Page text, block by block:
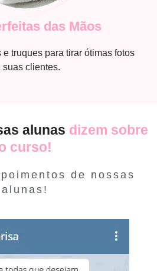
das Mãos
truques para tirar ótimas fotos
suas clientes.
alunas dizem sobre
curso!
de nossas
alunas!